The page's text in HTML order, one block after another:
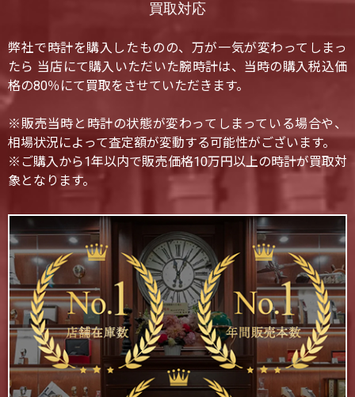
買取対応
弊社で時計を購入したものの、万が一気が変わってしまっ
たら 当店にて購入いただいた腕時計は、当時の購入税込価
格の80％にて買取をさせていただきます。
※販売当時と時計の状態が変わってしまっている場合や、
相場状況によって査定額が変動する可能性がございます。
※ご購入から1年以内で販売価格10万円以上の時計が買取対
象となります。